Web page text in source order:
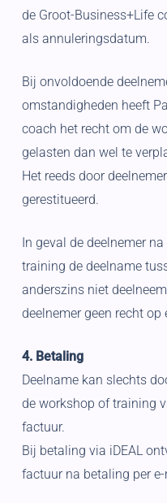
de Groot-Business+Life
als annuleringsdatum.
Bij onvoldoende
omstandigheden heeft
coach het recht om de
gelasten dan wel te
Het reeds door
gerestitueerd.
In geval de deelnemer
training de deelname
anderszins niet
deelnemer geen recht
4. Betaling
Deelname kan slechts
de workshop of training
factuur.
Bij betaling via iDEAL
factuur na betaling per